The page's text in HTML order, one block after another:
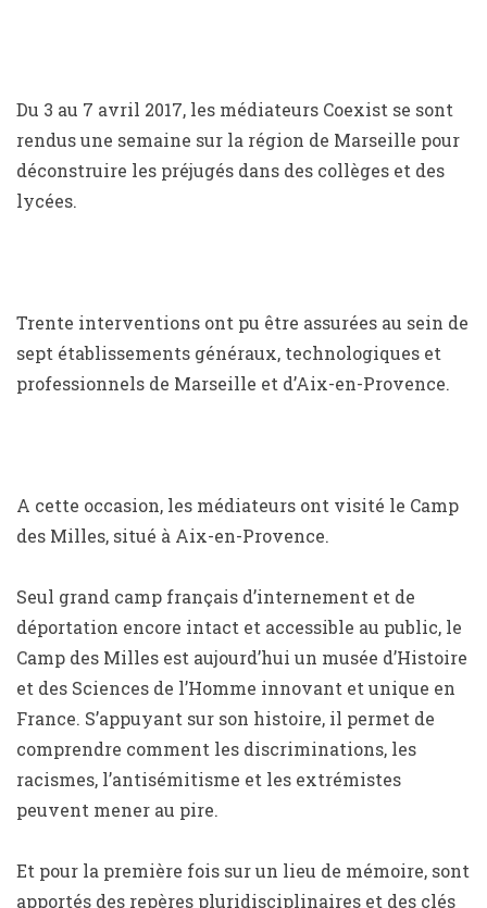
Du 3 au 7 avril 2017, les médiateurs Coexist se sont
rendus une semaine sur la région de Marseille pour
déconstruire les préjugés dans des collèges et des
lycées.
Trente interventions ont pu être assurées au sein de
sept établissements généraux, technologiques et
professionnels de Marseille et d’Aix-en-Provence.
A cette occasion, les médiateurs ont visité le Camp
des Milles, situé à Aix-en-Provence.
Seul grand camp français d’internement et de
déportation encore intact et accessible au public, le
Camp des Milles est aujourd’hui un musée d’Histoire
et des Sciences de l’Homme innovant et unique en
France. S’appuyant sur son histoire, il permet de
comprendre comment les discriminations, les
racismes, l’antisémitisme et les extrémistes
peuvent mener au pire.
Et pour la première fois sur un lieu de mémoire, sont
apportés des repères pluridisciplinaires et des clés